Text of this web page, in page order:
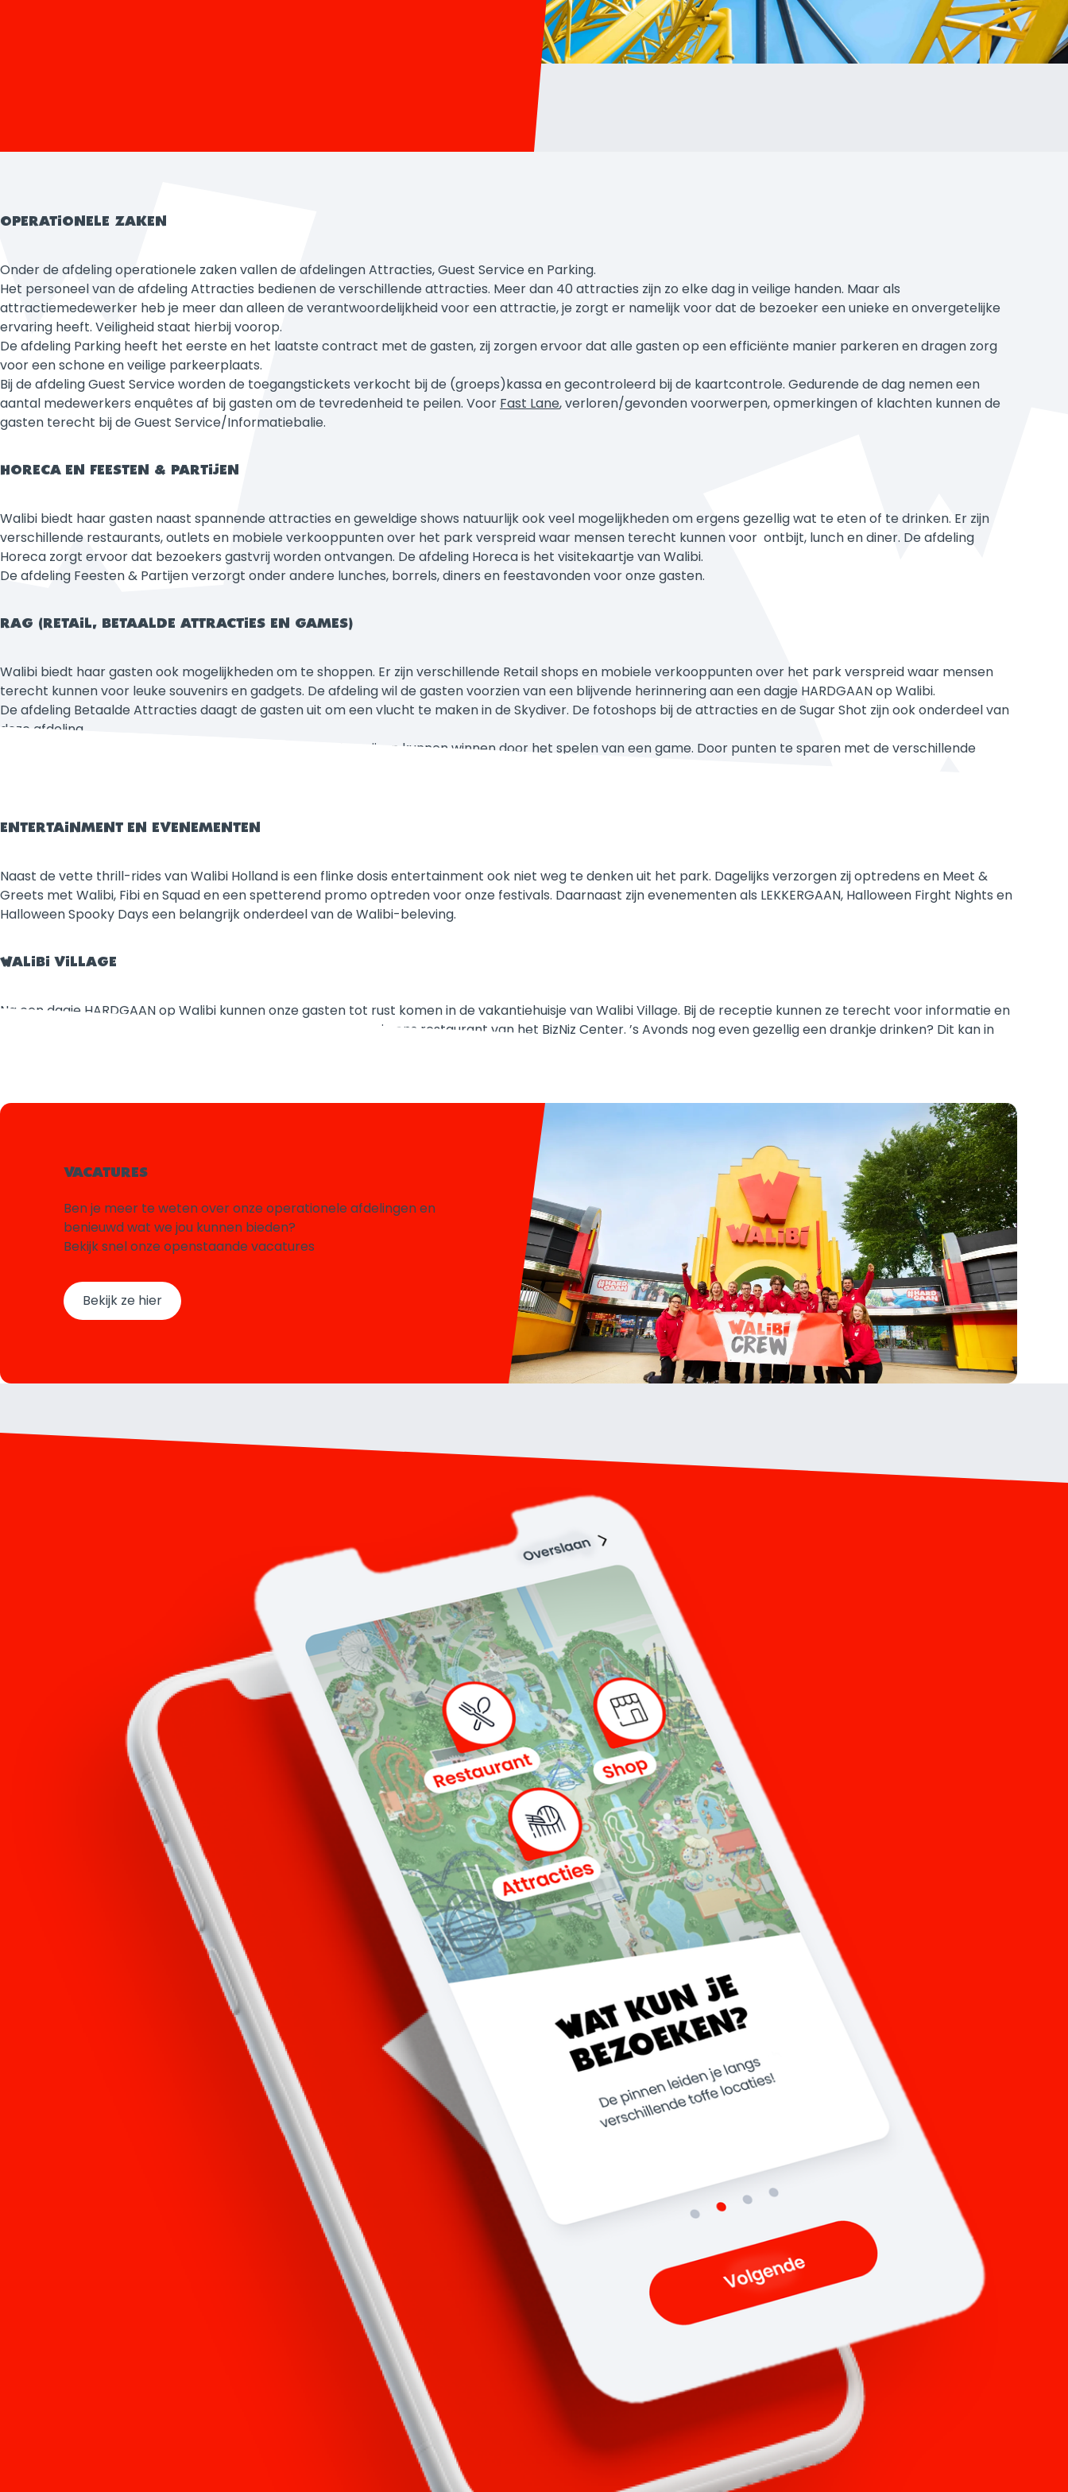
OPERATIONELE ZAKEN
Onder de afdeling operationele zaken vallen de afdelingen Attracties, Guest Service en Parking.
Het personeel van de afdeling Attracties bedienen de verschillende attracties. Meer dan 40 attracties zijn zo elke dag in veilige handen. Maar als
attractiemedewerker heb je meer dan alleen de verantwoordelijkheid voor een attractie, je zorgt er namelijk voor dat de bezoeker een unieke en onvergetelijke
ervaring heeft. Veiligheid staat hierbij voorop.
De afdeling Parking heeft het eerste en het laatste contract met de gasten, zij zorgen ervoor dat alle gasten op een efficiënte manier parkeren en dragen zorg
voor een schone en veilige parkeerplaats.
Bij de afdeling Guest Service worden de toegangstickets verkocht bij de (groeps)kassa en gecontroleerd bij de kaartcontrole. Gedurende de dag nemen een
aantal medewerkers enquêtes af bij gasten om de tevredenheid te peilen. Voor Fast Lane, verloren/gevonden voorwerpen, opmerkingen of klachten kunnen de
gasten terecht bij de Guest Service/Informatiebalie.
HORECA EN FEESTEN & PARTIJEN
Walibi biedt haar gasten naast spannende attracties en geweldige shows natuurlijk ook veel mogelijkheden om ergens gezellig wat te eten of te drinken. Er zijn
verschillende restaurants, outlets en mobiele verkooppunten over het park verspreid waar mensen terecht kunnen voor ontbijt, lunch en diner. De afdeling
Horeca zorgt ervoor dat bezoekers gastvrij worden ontvangen. De afdeling Horeca is het visitekaartje van Walibi.
De afdeling Feesten & Partijen verzorgt onder andere lunches, borrels, diners en feestavonden voor onze gasten.
RAG (RETAIL, BETAALDE ATTRACTIES EN GAMES)
Walibi biedt haar gasten ook mogelijkheden om te shoppen. Er zijn verschillende Retail shops en mobiele verkooppunten over het park verspreid waar mensen
terecht kunnen voor leuke souvenirs en gadgets. De afdeling wil de gasten voorzien van een blijvende herinnering aan een dagje HARDGAAN op Walibi.
De afdeling Betaalde Attracties daagt de gasten uit om een vlucht te maken in de Skydiver. De fotoshops bij de attracties en de Sugar Shot zijn ook onderdeel van
deze afdeling.
Daarnaast kent Walibi twee gebieden waar gasten leuke prijzen kunnen winnen door het spelen van een game. Door punten te sparen met de verschillende
ENTERTAINMENT EN EVENEMENTEN
Naast de vette thrill-rides van Walibi Holland is een flinke dosis entertainment ook niet weg te denken uit het park. Dagelijks verzorgen zij optredens en Meet &
Greets met Walibi, Fibi en Squad en een spetterend promo optreden voor onze festivals. Daarnaast zijn evenementen als LEKKERGAAN, Halloween Firght Nights en
Halloween Spooky Days een belangrijk onderdeel van de Walibi-beleving.
WALIBI VILLAGE
Na een dagje HARDGAAN op Walibi kunnen onze gasten tot rust komen in de vakantiehuisje van Walibi Village. Bij de receptie kunnen ze terecht voor informatie en
de Walibi shop. Ook kan Walibi het ontbijt en diner verzorgen in ons restaurant van het BizNiz Center. ’s Avonds nog even gezellig een drankje drinken? Dit kan in
VACATURES
Ben je meer te weten over onze operationele afdelingen en
benieuwd wat we jou kunnen bieden?
Bekijk snel onze openstaande vacatures
Bekijk ze hier